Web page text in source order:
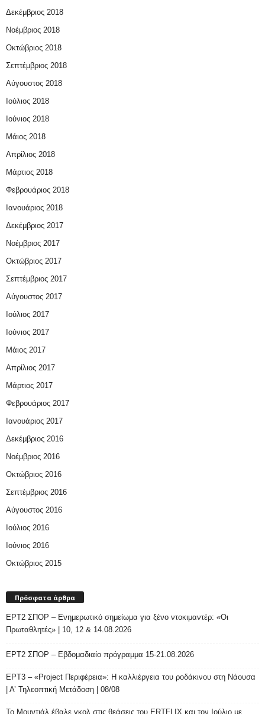
Δεκέμβριος 2018
Νοέμβριος 2018
Οκτώβριος 2018
Σεπτέμβριος 2018
Αύγουστος 2018
Ιούλιος 2018
Ιούνιος 2018
Μάιος 2018
Απρίλιος 2018
Μάρτιος 2018
Φεβρουάριος 2018
Ιανουάριος 2018
Δεκέμβριος 2017
Νοέμβριος 2017
Οκτώβριος 2017
Σεπτέμβριος 2017
Αύγουστος 2017
Ιούλιος 2017
Ιούνιος 2017
Μάιος 2017
Απρίλιος 2017
Μάρτιος 2017
Φεβρουάριος 2017
Ιανουάριος 2017
Δεκέμβριος 2016
Νοέμβριος 2016
Οκτώβριος 2016
Σεπτέμβριος 2016
Αύγουστος 2016
Ιούλιος 2016
Ιούνιος 2016
Οκτώβριος 2015
Πρόσφατα άρθρα
ΕΡΤ2 ΣΠΟΡ – Ενημερωτικό σημείωμα για ξένο ντοκιμαντέρ: «Οι
Πρωταθλητές» | 10, 12 & 14.08.2026
ΕΡΤ2 ΣΠΟΡ – Εβδομαδιαίο πρόγραμμα 15-21.08.2026
ΕΡΤ3 – «Project Περιφέρεια»: Η καλλιέργεια του ροδάκινου στη Νάουσα
| Α’ Τηλεοπτική Μετάδοση | 08/08
Το Μουντιάλ έβαλε γκολ στις θεάσεις του ERTFLIX και τον Ιούλιο με